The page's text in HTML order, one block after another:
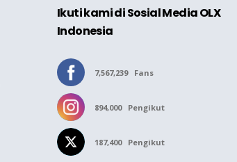
Ikuti kami di Sosial Media OLX
Indonesia
7,567,239 Fans
894,000 Pengikut
187,400 Pengikut